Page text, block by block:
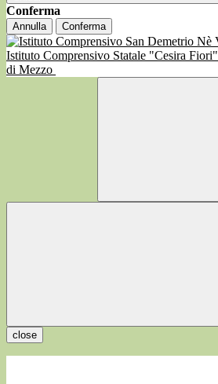
Conferma
Annulla Conferma
Istituto Comprensivo Statale "Cesira Fiori"
di Mezzo
close